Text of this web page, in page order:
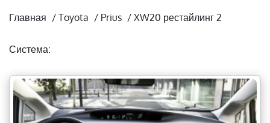
Главная / Toyota / Prius / XW20 рестайлинг 2
Система: